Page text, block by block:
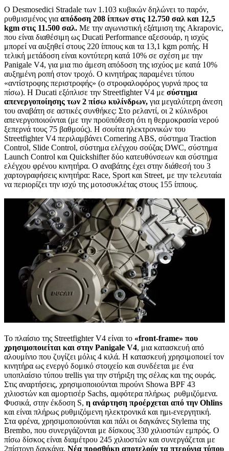
O Desmosedici Stradale των 1.103 κυβικών δηλώνει το παρόν,
ρυθμισμένος για απόδοση 208 ίππων στις 12.750 σαλ και 12,5
kgm στις 11.500 σαλ. Με την αγωνιστική εξάτμιση της Akrapovic,
που είναι διαθέσιμη ως Ducati Performance αξεσουάρ, η ισχύς
μπορεί να αυξηθεί στους 220 ίππους και τα 13,1 kgm ροπής. Η
τελική μετάδοση είναι κοντύτερη κατά 10% σε σχέση με την
Panigale V4, για μια πιο άμεση απόδοση της ισχύος με κατά 10%
αυξημένη ροπή στον τροχό. Ο κινητήρας παραμένει τύπου
«αντίστροφης περιστροφής» (ο στροφαλοφόρος γυρνά προς τα
πίσω). H Ducati εξόπλισε την Streetfighter V4 με σύστημα
απενεργοποίησης των 2 πίσω κυλίνδρων, για μεγαλύτερη άνεση
του αναβάτη σε αστικές συνθήκες: Στο ρελαντί, οι 2 κύλινδροι
απενεργοποιούνται (με την προϋπόθεση ότι η θερμοκρασία νερού
ξεπερνά τους 75 βαθμούς). Η σουίτα ηλεκτρονικών του
Streetfighter V4 περιλαμβάνει Cornering ABS, σύστημα Traction
Control, Slide Control, σύστημα ελέγχου σούζας DWC, σύστημα
Launch Control και Quickshifter δύο κατευθύνσεων και σύστημα
ελέγχου φρένου κινητήρα. Ο αναβάτης έχει στην διάθεσή του 3
χαρτογραφήσεις κινητήρα: Race, Sport και Street, με την τελευταία
να περιορίζει την ισχύ της μοτοσυκλέτας στους 155 ίππους.
Το πλαίσιο της Streetfighter V4 είναι το «front-frame» που
χρησιμοποιείται και στην Panigale V4, μια κατασκευή από
αλουμίνιο που ζυγίζει μόλις 4 κιλά. Η κατασκευή χρησιμοποιεί τον
κινητήρα ως ενεργό δομικό στοιχείο και συνδέεται με ένα
υποπλαίσιο τύπου trellis για την στήριξη της σέλας και της ουράς.
Στις αναρτήσεις, χρησιμοποιούνται πιρούνι Showa BPF 43
χιλιοστών και αμορτισέρ Sachs, αμφότερα πλήρως ρυθμιζόμενα.
Φυσικά, στην έκδοση S, η ανάρτηση προέρχεται από την Ohlins
και είναι πλήρως ρυθμιζόμενη ηλεκτρονικά και ημι-ενεργητική.
Στα φρένα, χρησιμοποιούνται και πάλι οι δαγκάνες Stylema της
Brembo, που συνεργάζονται με δίσκους 330 χιλιοστών εμπρός. Ο
πίσω δίσκος είναι διαμέτρου 245 χιλιοστών και συνεργάζεται με
2πίστονη δαγκάνα. Nέα προσθήκη αποτελούν τα πτερύγια τύπου